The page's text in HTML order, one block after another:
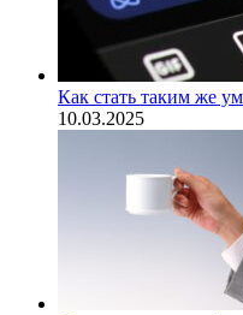
Как стать таким же
10.03.2025